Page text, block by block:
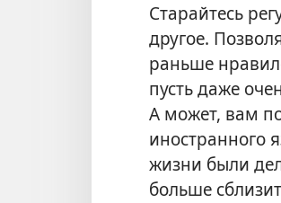
Старайтесь
другое.
раньше
пусть даже
А может, вам
иностранного
жизни были
больше